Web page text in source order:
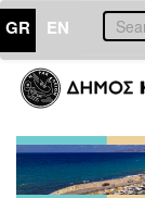
GR EN
ΔΗΜΟΣ
-